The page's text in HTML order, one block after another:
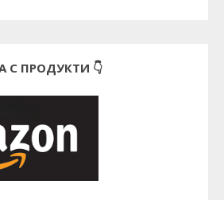
С ПРОДУКТИ 👇